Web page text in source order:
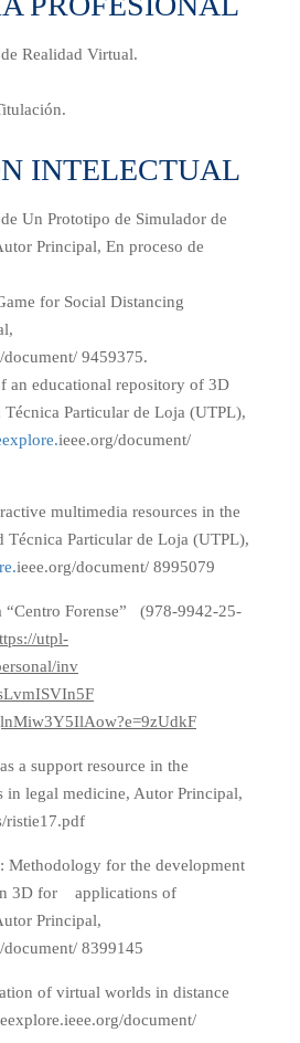
Realidad Virtual.
INTELECTUAL
Un Prototipo de Simulador de
Principal, En proceso de
for Social Distancing
document/ 9459375.
an educational repository of 3D
Particular de Loja (UTPL),
ieee.org/document/
multimedia resources in the
Particular de Loja (UTPL),
ieee.org/document/ 8995079
“Centro Forense” (978-9942-25-
utpl-
inv
?e=9zUdkF
a support resource in the
in legal medicine, Autor Principal,
ristie17.pdf
Methodology for the development
3D for applications of
Principal,
8399145
of virtual worlds in distance
document/